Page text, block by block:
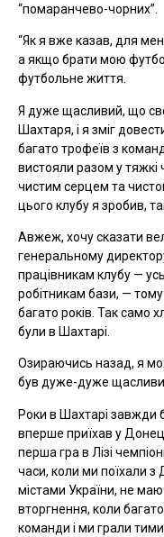
“помаранчево-чорних”.
“Як я вже казав, для
а якщо брати мою
футбольне життя.
Я дуже щасливий, що
Шахтаря, і я зміг
багато трофеїв з
вистояли разом у тяжкі
чистим серцем та
цього клубу я зробив,
Авжеж, хочу сказати
генеральному
працівникам клубу —
робітникам бази, —
багато років. Так само
були в Шахтарі.
Озираючись назад, я
був дуже-дуже
Роки в Шахтарі завжди
вперше приїхав у
перша гра в Лізі
часи, коли ми поїхали
містами України, не
вторгнення, коли
команди і ми грали